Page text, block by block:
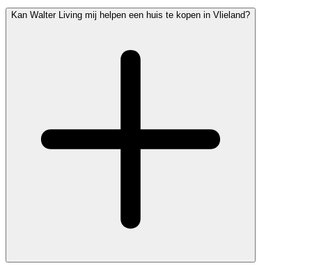
Kan Walter Living mij helpen een huis te kopen in Vlieland?